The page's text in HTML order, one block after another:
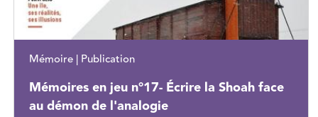
Mémoire | Publication
Mémoires en jeu n°17- Écrire la Shoah face
au démon de l'analogie